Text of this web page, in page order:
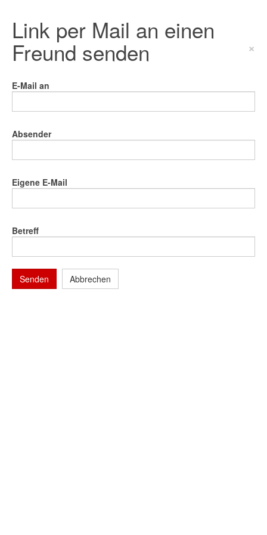
Link per Mail an einen
Freund senden ×
E-Mail an
Absender
Eigene E-Mail
Betreff
Senden Abbrechen